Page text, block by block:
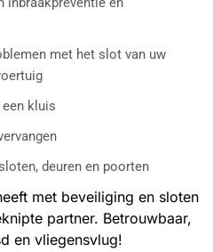
met het slot van uw
kluis
deuren en poorten
met beveiliging en sloten
partner. Betrouwbaar,
en vliegensvlug!